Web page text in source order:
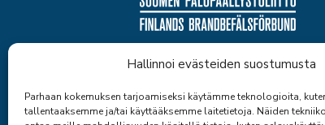
Hallinnoi evästeiden suostumusta
Parhaan kokemuksen tarjoamiseksi käytämme teknologioita,
tallentaaksemme ja/tai käyttääksemme laitetietoja. Näiden